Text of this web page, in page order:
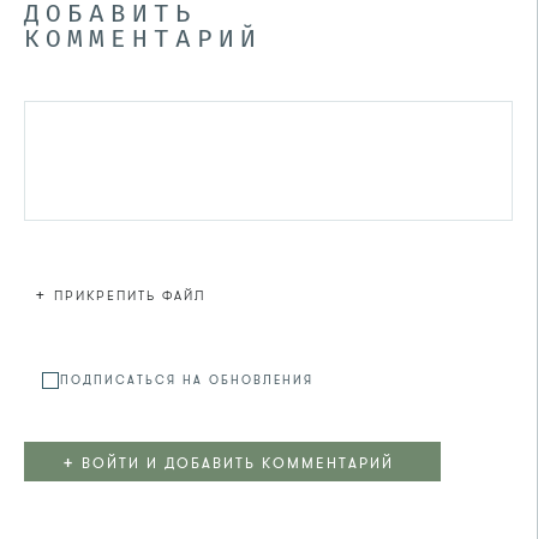
ДОБАВИТЬ
КОММЕНТАРИЙ
+ ПРИКРЕПИТЬ ФАЙЛ
ПОДПИСАТЬСЯ НА ОБНОВЛЕНИЯ
+ ВОЙТИ И ДОБАВИТЬ КОММЕНТАРИЙ